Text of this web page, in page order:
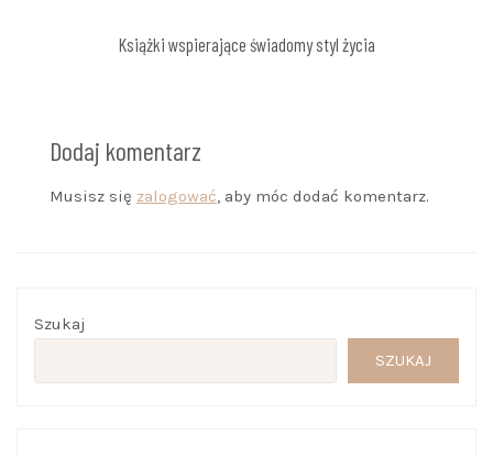
Książki wspierające świadomy styl życia
Dodaj komentarz
Musisz się zalogować, aby móc dodać komentarz.
Szukaj
SZUKAJ